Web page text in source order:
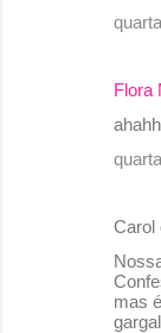
Flora
mas